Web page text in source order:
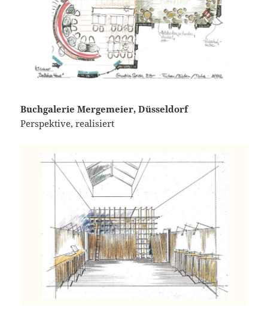
Buchgalerie Mergemeier, Düsseldorf
Perspektive, realisiert